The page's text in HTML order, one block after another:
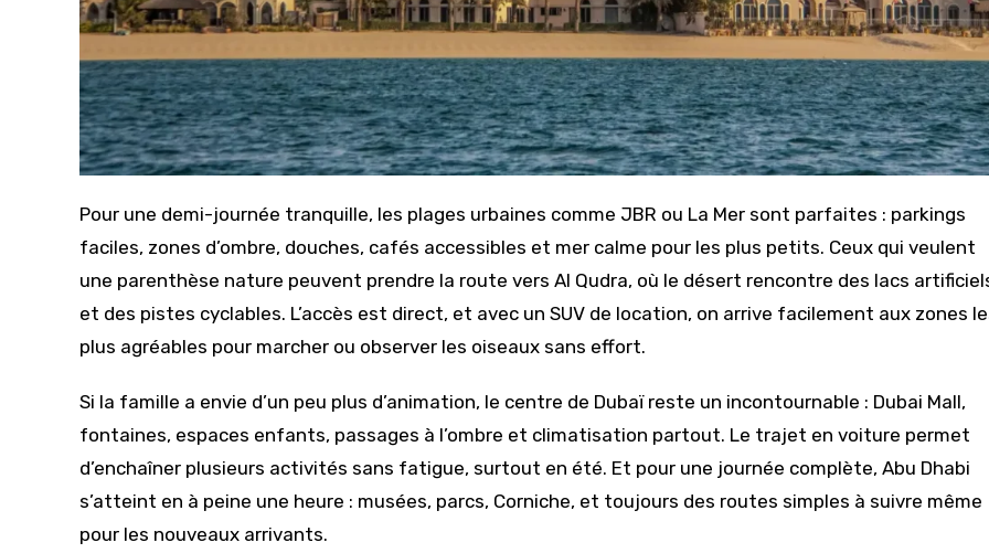
Pour une demi-journée tranquille, les plages urbaines comme JBR ou La Mer sont parfaites : parkings
faciles, zones d’ombre, douches, cafés accessibles et mer calme pour les plus petits. Ceux qui veulent
une parenthèse nature peuvent prendre la route vers Al Qudra, où le désert rencontre des lacs
et des pistes cyclables. L’accès est direct, et avec un SUV de location, on arrive facilement aux zones
plus agréables pour marcher ou observer les oiseaux sans effort.
Si la famille a envie d’un peu plus d’animation, le centre de Dubaï reste un incontournable : Dubai Mall,
fontaines, espaces enfants, passages à l’ombre et climatisation partout. Le trajet en voiture permet
d’enchaîner plusieurs activités sans fatigue, surtout en été. Et pour une journée complète, Abu Dhabi
s’atteint en à peine une heure : musées, parcs, Corniche, et toujours des routes simples à suivre même
pour les nouveaux arrivants.